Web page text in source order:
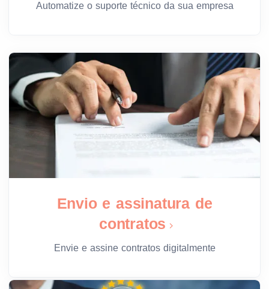
Automatize o suporte técnico da sua empresa
Envio e assinatura de
contratos
Envie e assine contratos digitalmente